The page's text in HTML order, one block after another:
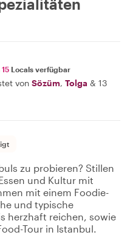
15 Locals verfügbar
von Sözüm, Tolga & 13
zu probieren? Stillen
und Kultur mit
mit einem Foodie-
und typische
herzhaft reichen, sowie
Tour in Istanbul.